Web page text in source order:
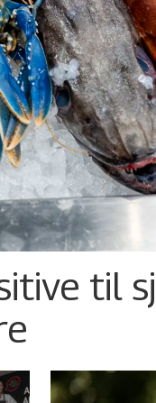
til